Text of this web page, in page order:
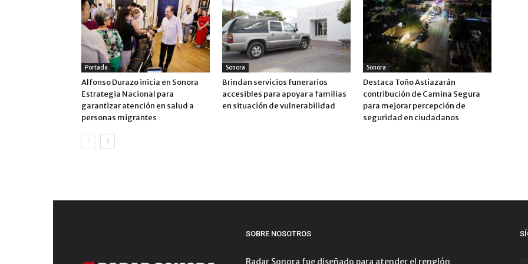
Portada
Alfonso Durazo inicia en Sonora
Estrategia Nacional para
garantizar atención en salud a
personas migrantes
Sonora
Brindan servicios funerarios
accesibles para apoyar a familias
en situación de vulnerabilidad
Sonora
Destaca Toño Astiazarán
contribución de Camina Segura
para mejorar percepción de
seguridad en ciudadanos
SOBRE NOSOTROS
Radar Sonora fue diseñado para atender el renglón